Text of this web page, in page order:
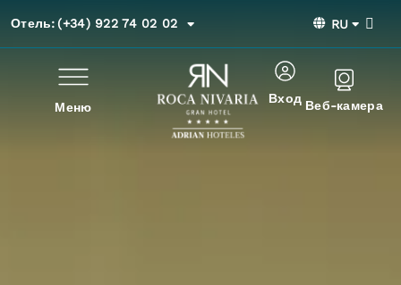
Отель: (+34) 922 74 02 02 RU
Меню
Вход Веб-камера